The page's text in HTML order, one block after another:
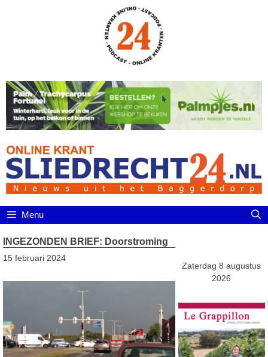
Menu
INGEZONDEN BRIEF: Doorstroming
15 februari 2024
Zaterdag 8 augustus
2026